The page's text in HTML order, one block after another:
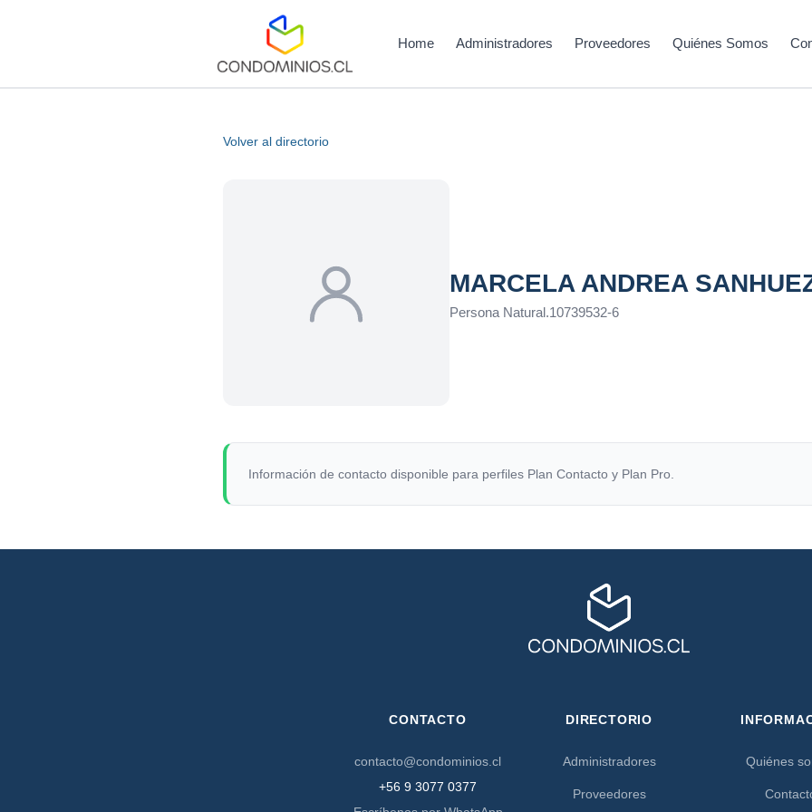
Home Administradores Proveedores Quiénes Somos
Volver al directorio
MARCELA ANDREA
Persona Natural.10739532-6
Información de contacto disponible para perfiles Plan Contacto y Plan Pro.
CONTACTO
contacto@condominios.cl
+56 9 3077 0377
DIRECTORIO
Administradores
Proveedores
Quiénes